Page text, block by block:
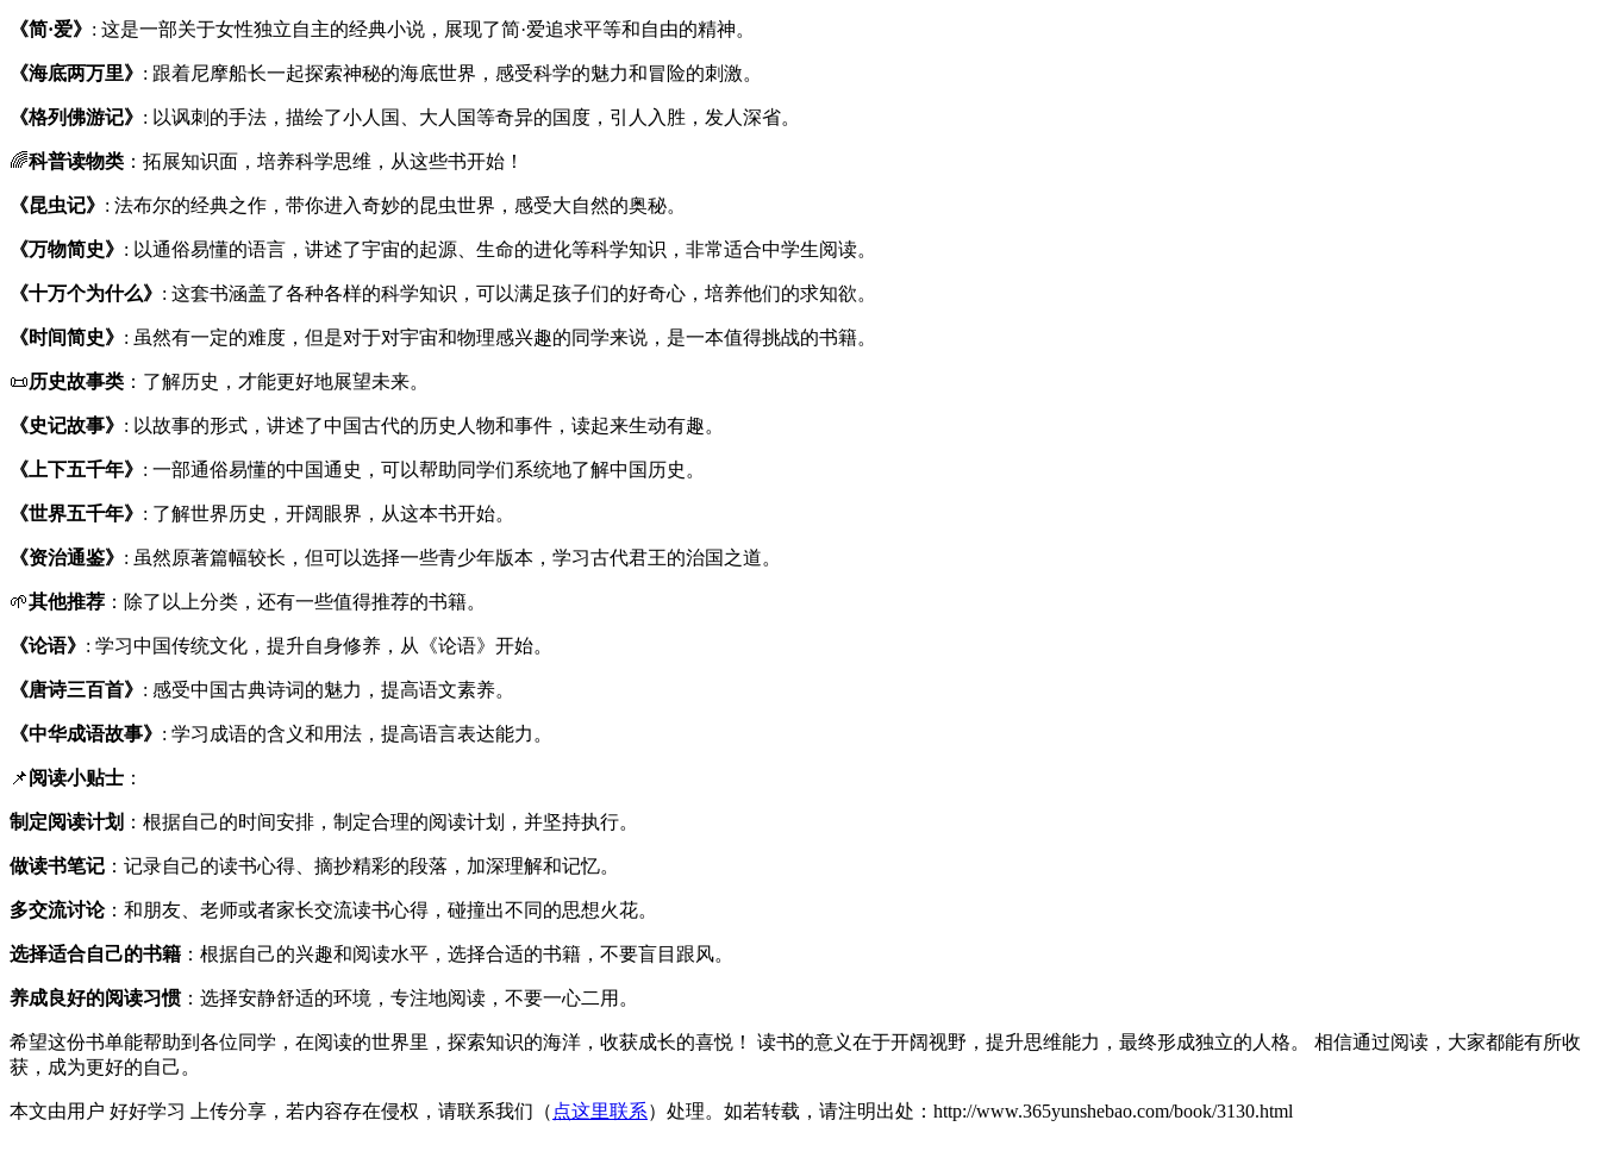
《简·爱》 : 这是一部关于女性独立自主的经典小说，展现了简·爱追求平等和自由的精神。
《海底两万里》 : 跟着尼摩船长一起探索神秘的海底世界，感受科学的魅力和冒险的刺激。
《格列佛游记》 : 以讽刺的手法，描绘了小人国、大人国等奇异的国度，引人入胜，发人深省。
🌈科普读物类 ：拓展知识面，培养科学思维，从这些书开始！
《昆虫记》 : 法布尔的经典之作，带你进入奇妙的昆虫世界，感受大自然的奥秘。
《万物简史》 : 以通俗易懂的语言，讲述了宇宙的起源、生命的进化等科学知识，非常适合中学生阅读。
《十万个为什么》 : 这套书涵盖了各种各样的科学知识，可以满足孩子们的好奇心，培养他们的求知欲。
《时间简史》 : 虽然有一定的难度，但是对于对宇宙和物理感兴趣的同学来说，是一本值得挑战的书籍。
📜历史故事类 ：了解历史，才能更好地展望未来。
《史记故事》 : 以故事的形式，讲述了中国古代的历史人物和事件，读起来生动有趣。
《上下五千年》 : 一部通俗易懂的中国通史，可以帮助同学们系统地了解中国历史。
《世界五千年》 : 了解世界历史，开阔眼界，从这本书开始。
《资治通鉴》 : 虽然原著篇幅较长，但可以选择一些青少年版本，学习古代君王的治国之道。
🌱其他推荐 ：除了以上分类，还有一些值得推荐的书籍。
《论语》 : 学习中国传统文化，提升自身修养，从《论语》开始。
《唐诗三百首》 : 感受中国古典诗词的魅力，提高语文素养。
《中华成语故事》 : 学习成语的含义和用法，提高语言表达能力。
📌阅读小贴士 ：
制定阅读计划 ：根据自己的时间安排，制定合理的阅读计划，并坚持执行。
做读书笔记 ：记录自己的读书心得、摘抄精彩的段落，加深理解和记忆。
多交流讨论：和朋友、老师或者家长交流读书心得，碰撞出不同的思想火花。
选择适合自己的书籍 ：根据自己的兴趣和阅读水平，选择合适的书籍，不要盲目跟风。
养成良好的阅读习惯：选择安静舒适的环境，专注地阅读，不要一心二用。
希望这份书单能帮助到各位同学，在阅读的世界里，探索知识的海洋，收获成长的喜悦！ 读书的意义在于开阔视野，提升思维能力，最终形成独立的人格。 相信通过阅读，大家都能有所收
获，成为更好的自己。
本文由用户 好好学习 上传分享，若内容存在侵权，请联系我们（ 点这里联系）处理。如若转载，请注明出处：http://www.365yunshebao.com/book/3130.html